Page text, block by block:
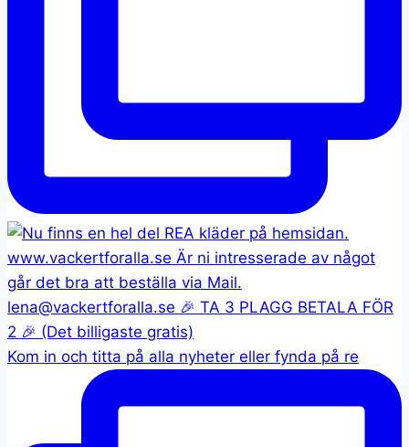
Kom in och titta på alla nyheter eller fynda på re